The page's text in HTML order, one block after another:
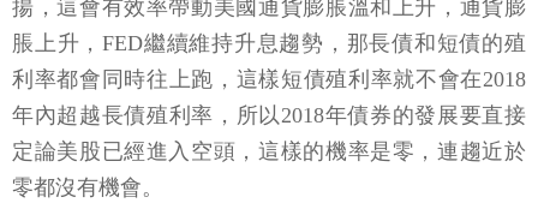
揚，這會有效率帶動美國通貨膨脹溫和上升，通貨膨
脹上升，FED繼續維持升息趨勢，那長債和短債的殖
利率都會同時往上跑，這樣短債殖利率就不會在2018
年內超越長債殖利率，所以2018年債券的發展要直接
定論美股已經進入空頭，這樣的機率是零，連趨近於
零都沒有機會。